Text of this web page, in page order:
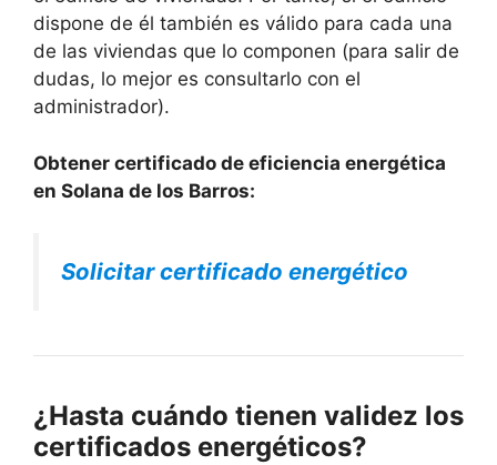
dispone de él también es válido para cada una
de las viviendas que lo componen (para salir de
dudas, lo mejor es consultarlo con el
administrador).
Obtener certificado de eficiencia energética
en Solana de los Barros:
Solicitar certificado energético
¿Hasta cuándo tienen validez los
certificados energéticos?